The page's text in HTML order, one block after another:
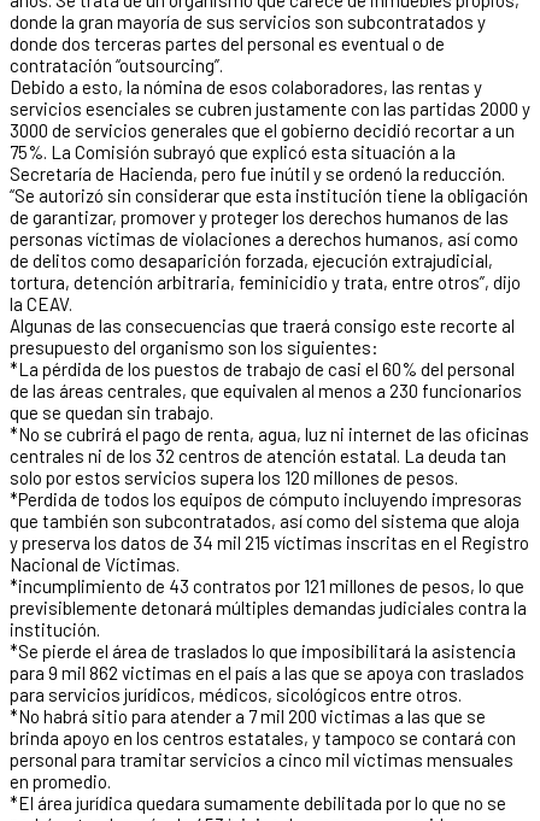
donde la gran mayoría de sus servicios son subcontratados y
donde dos terceras partes del personal es eventual o de
contratación “outsourcing”.
Debido a esto, la nómina de esos colaboradores, las rentas y
servicios esenciales se cubren justamente con las partidas 2000 y
3000 de servicios generales que el gobierno decidió recortar a un
75%. La Comisión subrayó que explicó esta situación a la
Secretaría de Hacienda, pero fue inútil y se ordenó la reducción.
“Se autorizó sin considerar que esta institución tiene la obligación
de garantizar, promover y proteger los derechos humanos de las
personas víctimas de violaciones a derechos humanos, así como
de delitos como desaparición forzada, ejecución extrajudicial,
tortura, detención arbitraria, feminicidio y trata, entre otros”, dijo
la CEAV.
Algunas de las consecuencias que traerá consigo este recorte al
presupuesto del organismo son los siguientes:
*La pérdida de los puestos de trabajo de casi el 60% del personal
de las áreas centrales, que equivalen al menos a 230 funcionarios
que se quedan sin trabajo.
*No se cubrirá el pago de renta, agua, luz ni internet de las oficinas
centrales ni de los 32 centros de atención estatal. La deuda tan
solo por estos servicios supera los 120 millones de pesos.
*Perdida de todos los equipos de cómputo incluyendo impresoras
que también son subcontratados, así como del sistema que aloja
y preserva los datos de 34 mil 215 víctimas inscritas en el Registro
Nacional de Víctimas.
*incumplimiento de 43 contratos por 121 millones de pesos, lo que
previsiblemente detonará múltiples demandas judiciales contra la
institución.
*Se pierde el área de traslados lo que imposibilitará la asistencia
para 9 mil 862 victimas en el país a las que se apoya con traslados
para servicios jurídicos, médicos, sicológicos entre otros.
*No habrá sitio para atender a 7 mil 200 victimas a las que se
brinda apoyo en los centros estatales, y tampoco se contará con
personal para tramitar servicios a cinco mil victimas mensuales
en promedio.
*El área jurídica quedara sumamente debilitada por lo que no se